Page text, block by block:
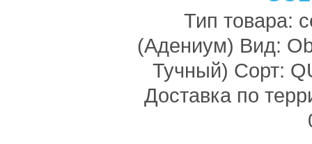
Тип товара:
(Адениум) Вид:
Тучный) Сорт:
Доставка по